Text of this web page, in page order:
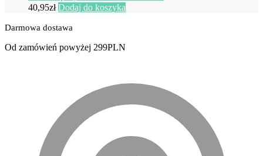
40,95zł Dodaj do koszyka
Darmowa dostawa
Od zamówień powyżej 299PLN